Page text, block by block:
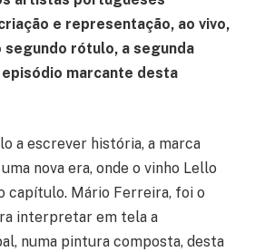
e representação, ao vivo,
segundo rótulo, a segunda
marcante desta
a escrever história, a marca
nova era, onde o vinho Lello
capítulo. Mário Ferreira, foi o
interpretar em tela a
numa pintura composta, desta